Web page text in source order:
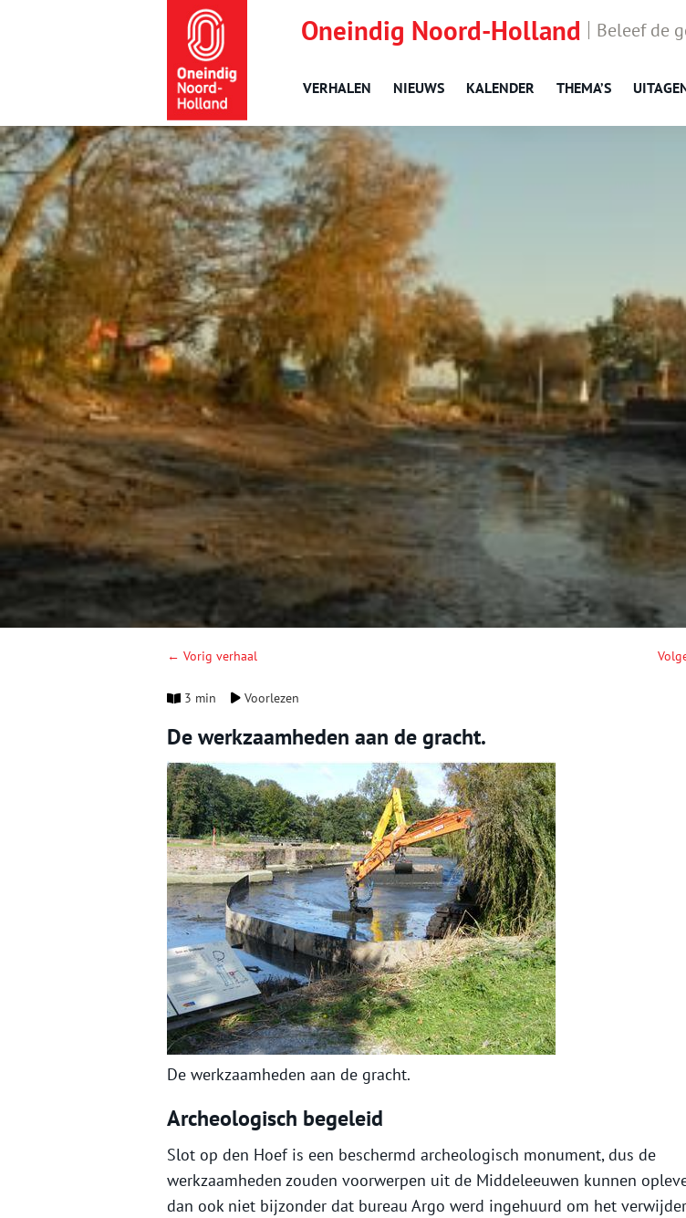
Oneindig Noord-Holland Beleef de
VERHALEN NIEUWS KALENDER THEMA’S
← Vorig verhaal
3 min Voorlezen
De werkzaamheden aan de gracht.
De werkzaamheden aan de gracht.
Archeologisch begeleid
Slot op den Hoef is een beschermd archeologisch monument, dus de
werkzaamheden zouden voorwerpen uit de Middeleeuwen kunnen
dan ook niet bijzonder dat bureau Argo werd ingehuurd om het